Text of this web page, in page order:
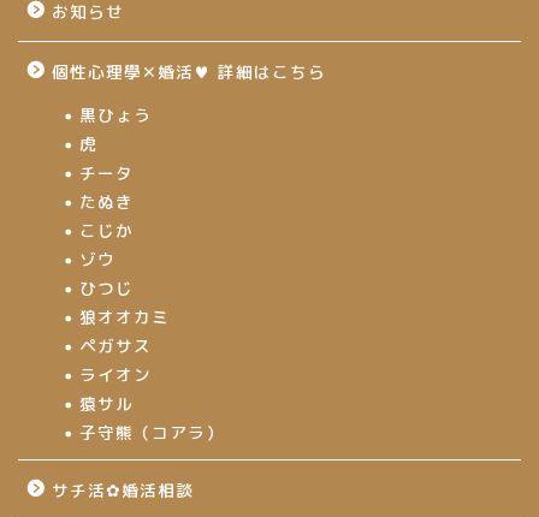
お知らせ
個性心理學✕婚活♥ 詳細はこちら
黒ひょう
虎
チータ
たぬき
こじか
ゾウ
ひつじ
狼オオカミ
ペガサス
ライオン
猿サル
子守熊（コアラ）
サチ活✿婚活相談